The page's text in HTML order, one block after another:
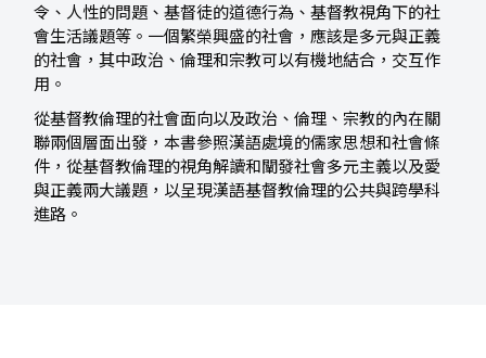
令、人性的問題、基督徒的道德行為、基督教視角下的社
會生活議題等。一個繁榮興盛的社會，應該是多元與正義
的社會，其中政治、倫理和宗教可以有機地結合，交互作
用。
從基督教倫理的社會面向以及政治、倫理、宗教的內在關
聯兩個層面出發，本書參照漢語處境的儒家思想和社會條
件，從基督教倫理的視角解讀和闡發社會多元主義以及愛
與正義兩大議題，以呈現漢語基督教倫理的公共與跨學科
進路。